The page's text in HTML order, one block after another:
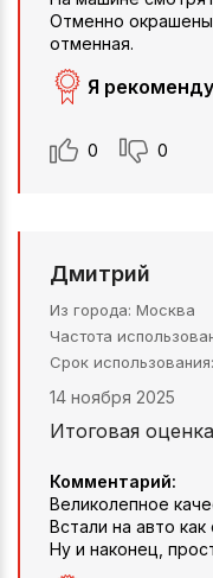
Отменно окрашены
отменная.
Я
0 0
Дмитрий
Из города Москва
Частота
Срок использования
14 ноября 2025
Итоговая
Комментарий:
Великолепное
Встали на авто
Ну и наконец,